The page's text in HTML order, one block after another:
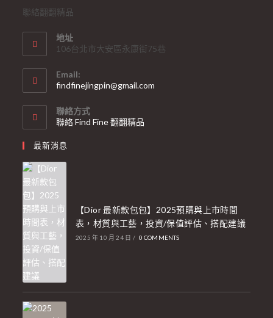
聯絡翻翻精品
地址
106台北市大安區永康街75巷
Email:
findfinejingpin@gmail.com
聯絡方式
聯絡 Find Fine 翻翻精品
最新消息
【Dior 最新款包包】2025預購與上市時間
表，材質與工藝，投資/保值評估、搭配建議
2025 年 10 月 24 日 / 0 COMMENTS